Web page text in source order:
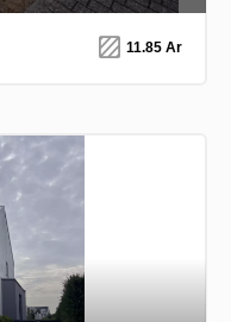
11.85 Ar